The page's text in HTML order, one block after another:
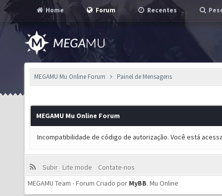
Home Forum Recentes
MEGAMU Mu Online Forum Painel de Mensagens
MEGAMU Mu Online Forum
Incompatibilidade de código de autorização. Você está
Subir Lite mode
Contate-nos
MEGAMU Team - Forum Criado por MyBB. Mu Online